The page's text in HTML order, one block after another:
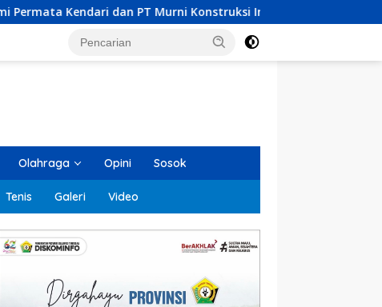
Murni Konstruksi Indonesia Dilaporkan MPM UHO Terkait
Olahraga Opini Sosok
Tenis Galeri Video